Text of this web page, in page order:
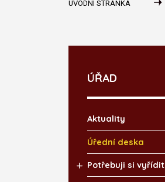
ÚVODNÍ STRÁNKA
ÚŘAD
Aktuality
Úřední deska
Potřebuji si vyřídit